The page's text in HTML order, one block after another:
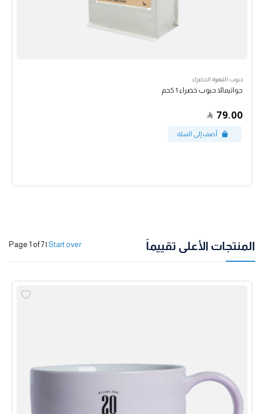
حبوب القهوة الخضراء
جواتيمالا حبوب خضراء 1 كجم
79.00
المنتجات الأعلى تقييماً Page 1 of 7| Start over